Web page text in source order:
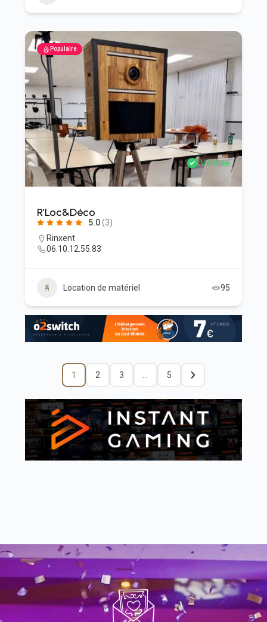
Populaire
Vérifiée
R’Loc&Déco
5.0(3)
Rinxent
06.10.12.55.83
Location de matériel 95
1 2 3 5